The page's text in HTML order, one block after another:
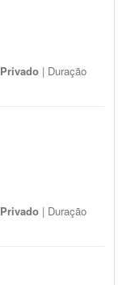
Privado | Duração
Privado | Duração